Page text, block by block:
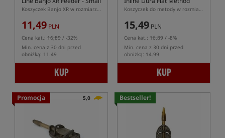
Koszyczek Banjo XR w rozmiarze S z systemem ICS
11,49 PLN
Cena kat.: 16,89 / -32%
Min. cena z 30 dni przed
obniżką: 11.49
KUP
Feeder - Mini
Koszyczek do metody w rozmiarze mini z systemem ICS
15,49 PLN
Cena kat.: 16,89 / -8%
Min. cena z 30 dni przed
obniżką: 14.99
KUP
Promocja 5,0 Bestseller!